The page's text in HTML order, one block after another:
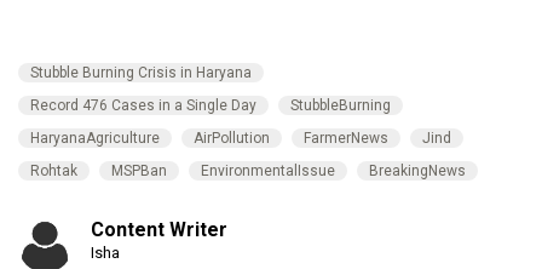
Stubble Burning Crisis in Haryana
Record 476 Cases in a Single Day
StubbleBurning
HaryanaAgriculture
AirPollution FarmerNews
Jind
Rohtak
MSPBan EnvironmentalIssue BreakingNews
Content Writer
Isha